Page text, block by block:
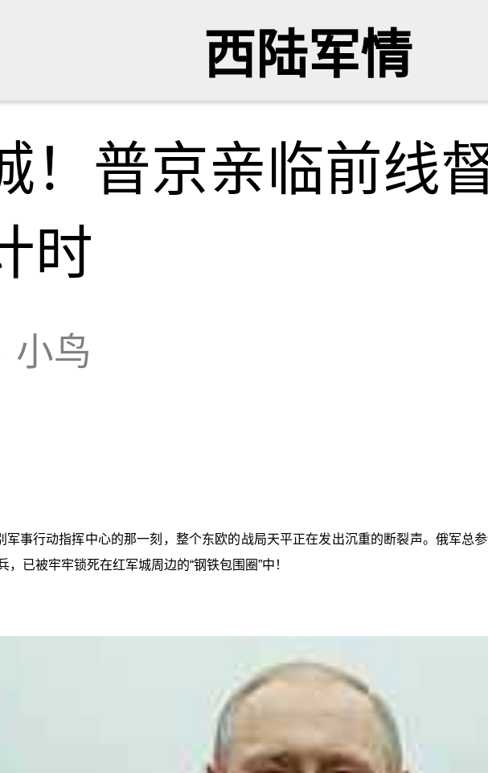
西陆军情
！普京亲临前线
时
小鸟
军事行动指挥中心的那一刻，整个东欧的战局天平正在发出沉重的断裂声。俄军总
已被牢牢锁死在红军城周边的“钢铁包围圈”中！